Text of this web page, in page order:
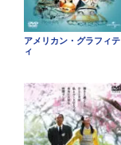
アメリカン・グラフィテ
ィ